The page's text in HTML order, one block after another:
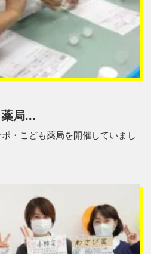
局...
・こども薬局を開催していまし